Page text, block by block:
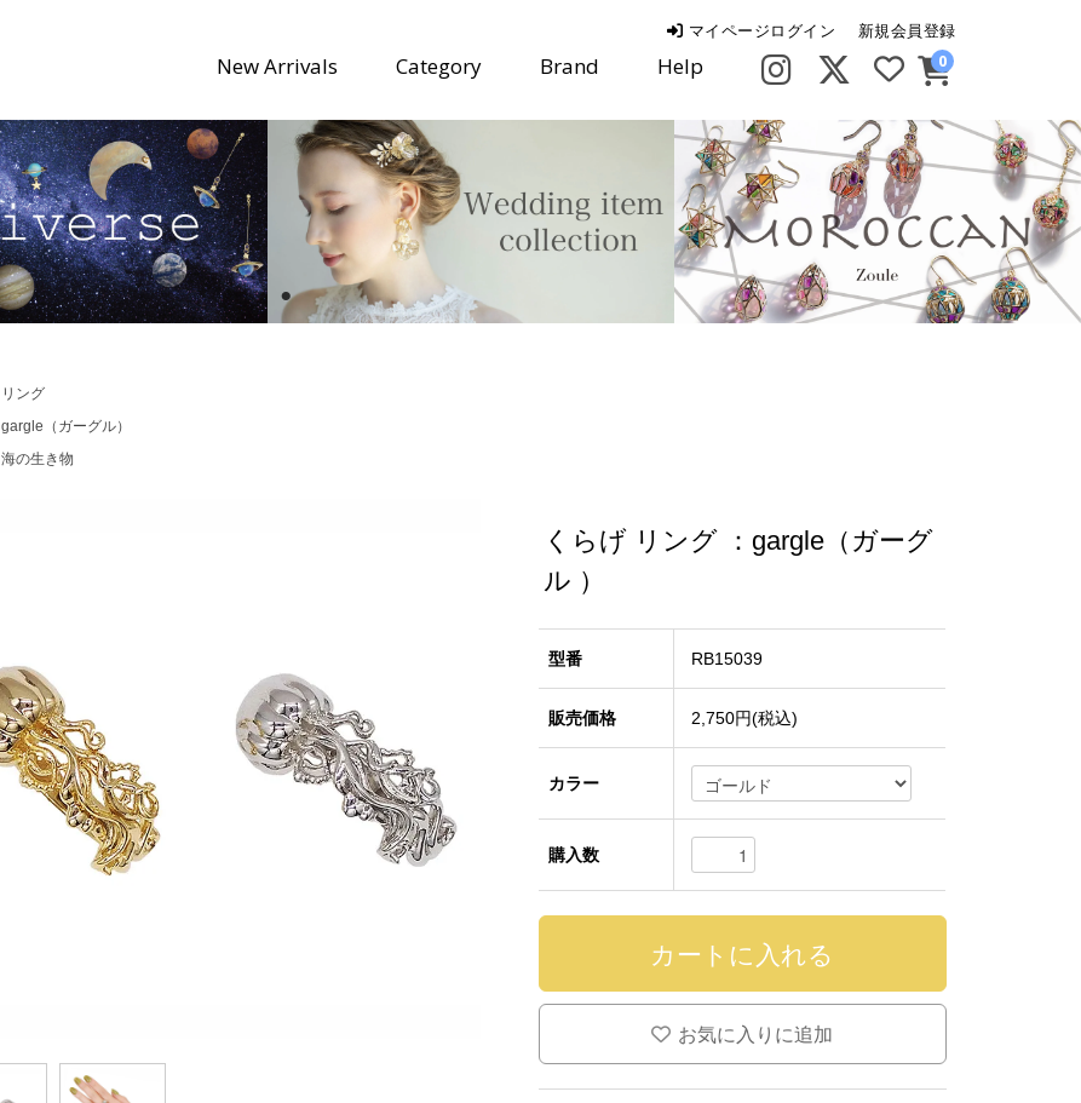
マイページログイン 新規会員登録
New Arrivals Category Brand Help 0
リング
gargle（ガーグル）
海の生き物
くらげ リング ：gargle（ガーグ
ル ）
型番 RB15039
販売価格 2,750円(税込)
カラー
購入数
お気に入りに追加